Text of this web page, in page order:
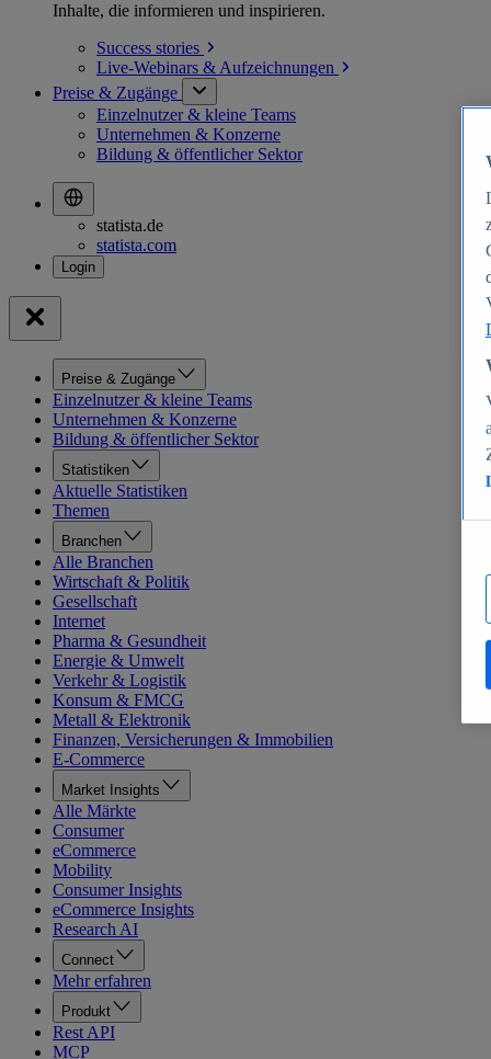
Inhalte, die informieren und inspirieren.
Success stories
Live-Webinars & Aufzeichnungen
Preise & Zugänge
Einzelnutzer & kleine Teams
Unternehmen & Konzerne
Bildung & öffentlicher Sektor
statista.de
statista.com
Preise & Zugänge
Einzelnutzer & kleine Teams
Unternehmen & Konzerne
Bildung & öffentlicher Sektor
Statistiken
Aktuelle Statistiken
Themen
Branchen
Alle Branchen
Wirtschaft & Politik
Gesellschaft
Internet
Pharma & Gesundheit
Energie & Umwelt
Verkehr & Logistik
Konsum & FMCG
Metall & Elektronik
Finanzen, Versicherungen & Immobilien
E-Commerce
Market Insights
Alle Märkte
Consumer
eCommerce
Mobility
Consumer Insights
eCommerce Insights
Research AI
Connect
Mehr erfahren
Produkt
Rest API
MCP